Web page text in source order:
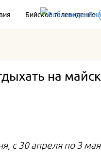
Бийское телевидение
на
с 30 апреля по 3